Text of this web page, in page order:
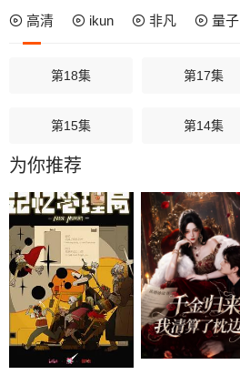
高清 ikun 非凡 量子
第18集 第17集
第15集 第14集
第12集
第09集 第08集
第06集 第05集
第03集 第02集
为你推荐